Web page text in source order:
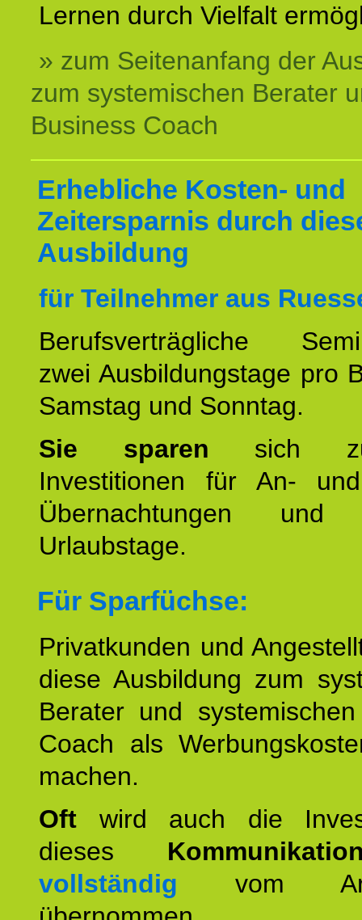
Lernen durch Vielfalt
» zum Seitenanfang der
zum systemischen Berater
Business Coach
Erhebliche Kosten- und
Zeitersparnis durch
Ausbildung
für Teilnehmer aus
Berufsverträgliche
zwei Ausbildungstage pro
Samstag und Sonntag.
Sie sparen sich
Investitionen für An-
Übernachtungen und
Urlaubstage.
Für Sparfüchse:
Privatkunden und
diese Ausbildung zum
Berater und
Coach als
machen.
Oft wird auch die
dieses
vollständig vom